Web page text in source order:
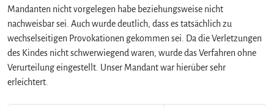
Mandanten nicht vorgelegen habe beziehungsweise nicht
nachweisbar sei. Auch wurde deutlich, dass es tatsächlich zu
wechselseitigen Provokationen gekommen sei. Da die Verletzungen
des Kindes nicht schwerwiegend waren, wurde das Verfahren ohne
Verurteilung eingestellt. Unser Mandant war hierüber sehr
erleichtert.